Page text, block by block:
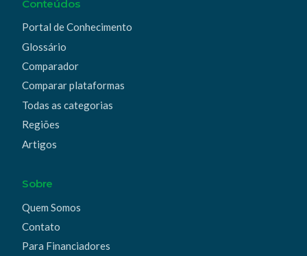
Conteúdos
Portal de Conhecimento
Glossário
Comparador
Comparar plataformas
Todas as categorias
Regiões
Artigos
Sobre
Quem Somos
Contato
Para Financiadores